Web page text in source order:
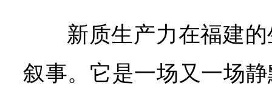
新质生产力在福建
叙事。它是一场又一场